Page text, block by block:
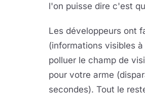
l'on puisse dire c'est
Les développeurs ont
(informations visibles
polluer le champ de
pour votre arme
secondes). Tout le